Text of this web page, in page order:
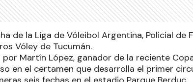
de la Liga de Vóleibol Argentina, Policial de
Vóley de Tucumán.
Martín López, ganador de la reciente
en el certamen que desarrolla el primer